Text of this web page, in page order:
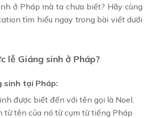
ở Pháp mà ta chưa biết? Hãy cùng
tìm hiểu ngay trong bài viết dưới
lễ Giáng sinh ở Pháp?
sinh tại Pháp:
được biết đến với tên gọi là Noel.
từ tên của nó từ cụm từ tiếng Pháp